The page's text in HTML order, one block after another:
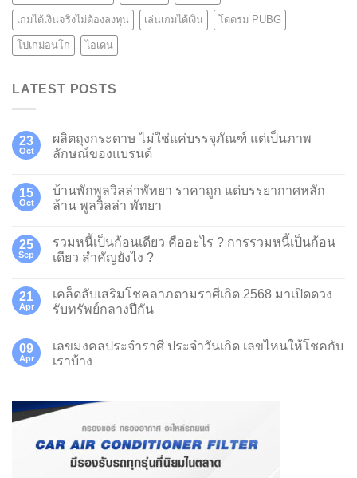
เกมได้เงินจริงไม่ต้องลงทุน เล่นเกมได้เงิน โดดร่ม PUBG
โปเกม่อนโก ไอเดน
LATEST POSTS
23
Oct
ผลิตถุงกระดาษ ไม่ใช่แค่บรรจุภัณฑ์ แต่เป็นภาพ
ลักษณ์ของแบรนด์
15
Oct
บ้านพักพูลวิลล่าพัทยา ราคาถูก แต่บรรยากาศหลัก
ล้าน พูลวิลล่า พัทยา
25
Sep
รวมหนี้เป็นก้อนเดียว คืออะไร ? การรวมหนี้เป็นก้อน
เดียว สำคัญยังไง ?
21
Apr
เคล็ดลับเสริมโชคลาภตามราศีเกิด 2568 มาเปิดดวง
รับทรัพย์กลางปีกัน
09
Apr
เลขมงคลประจำราศี ประจำวันเกิด เลขไหนให้โชคกับ
เราบ้าง